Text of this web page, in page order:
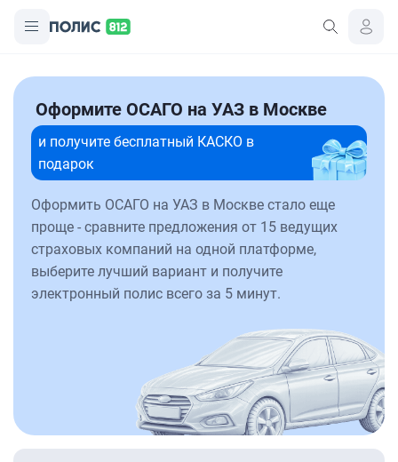
Оформите ОСАГО на УАЗ в Москве
и получите бесплатный КАСКО в
подарок
Оформить ОСАГО на УАЗ в Москве стало еще
проще - сравните предложения от 15 ведущих
страховых компаний на одной платформе,
выберите лучший вариант и получите
электронный полис всего за 5 минут.